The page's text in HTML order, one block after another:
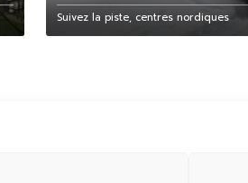
Suivez la piste, centres nordiques